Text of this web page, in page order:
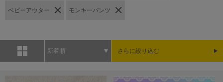
ベビーアウター モンキーパンツ
新着順 さらに絞り込む